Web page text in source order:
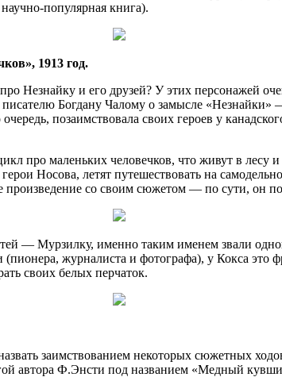
популярная книга).
1913 год.
Незнайку и его друзей? У этих персонажей
Богдану Чалому о замысле «Незнайки»
позаимствовала своих героев у
про маленьких человечков, что живут в
Носова, летят путешествовать на
произведение со своим сюжетом — по сути, он
— Мурзилку, именно таким именем звали
журналиста и фотографа), у Кокса это
своих белых перчаток.
заимствованием некоторых сюжетных
автора Ф.Энсти под названием «Медный